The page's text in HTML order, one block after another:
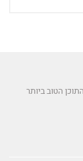
לכם את התוכן הטוב ביותר